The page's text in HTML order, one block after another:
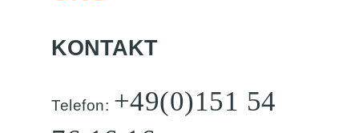
KONTAKT
Telefon: +49(0)151 54